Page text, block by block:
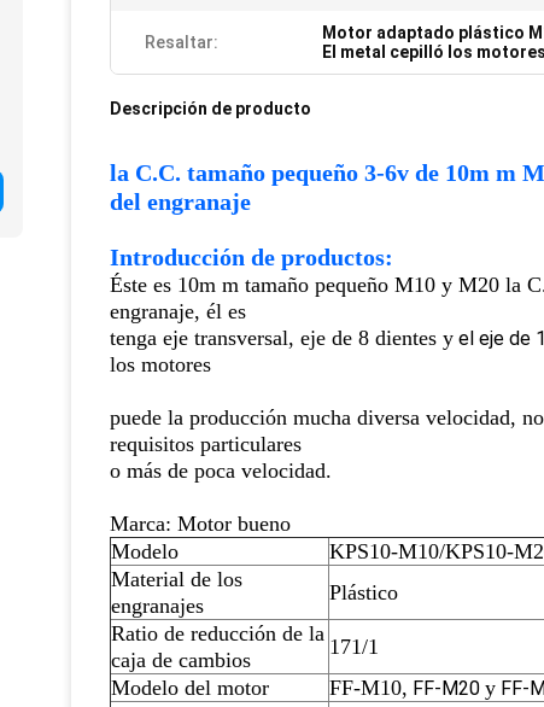
Resaltar: Motor adaptado plástico
El metal cepilló los
Descripción de producto
la C.C. tamaño pequeño 3-6v de 10m m
del engranaje
Introducción de productos:
Éste es 10m m tamaño pequeño M10 y M20 la
engranaje, él es
tenga eje transversal, eje de 8 dientes y el eje de
los motores
puede la producción mucha diversa velocidad,
requisitos particulares
o más de poca velocidad.
Marca: Motor bueno
Modelo
KPS10-M10/KPS10-
Material de los
engranajes
Plástico
Ratio de reducción de la
caja de cambios
171/1
Modelo del motor
FF-M10, FF-M20 y FF-